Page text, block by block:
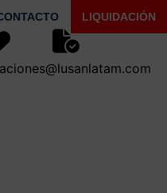
LIQUIDACIÓN
Seguimiento de